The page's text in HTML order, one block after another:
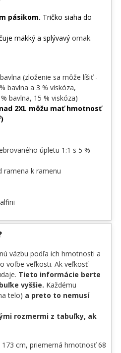
riadi internet! ✨
pásikom. Tričko siaha do
mäkký a splývavý omak.
(zloženie sa môže líšiť -
bavlna a 3 % viskóza,
bavlna, 15 % viskóza)
2XL môžu mať hmotnosť
úpletu 1:1 s 5 %
ramena k ramenu
väzbu podľa ich hmotnosti a
voľbe veľkosti. Ak veľkosť
Tieto informácie berte
vyššie. Každému
telo) a preto to nemusí
rozmermi z tabuľky, ak
173 cm, priemerná hmotnosť 68